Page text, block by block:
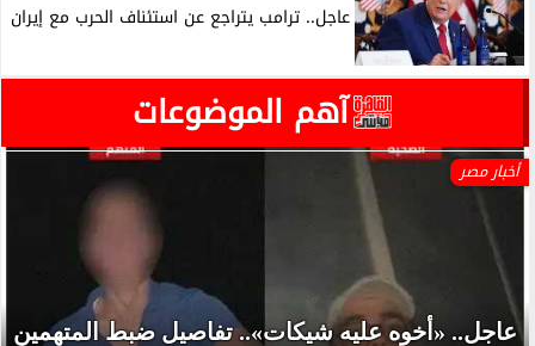
عاجل.. ترامب يتراجع عن استئناف الحرب مع إيران
آهم الموضوعات
أخبار مصر
عاجل.. «أخوه عليه شيكات».. تفاصيل ضبط المتهمين